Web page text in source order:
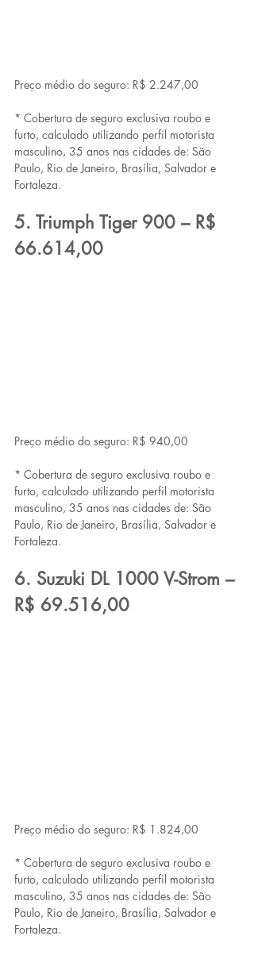
Preço médio do seguro: R$ 2.247,00
* Cobertura de seguro exclusiva roubo e
furto, calculado utilizando perfil motorista
masculino, 35 anos nas cidades de: São
Paulo, Rio de Janeiro, Brasília, Salvador e
Fortaleza.
5. Triumph Tiger 900 – R$
66.614,00
Preço médio do seguro: R$ 940,00
* Cobertura de seguro exclusiva roubo e
furto, calculado utilizando perfil motorista
masculino, 35 anos nas cidades de: São
Paulo, Rio de Janeiro, Brasília, Salvador e
Fortaleza.
6. Suzuki DL 1000 V-Strom –
R$ 69.516,00
Preço médio do seguro: R$ 1.824,00
* Cobertura de seguro exclusiva roubo e
furto, calculado utilizando perfil motorista
masculino, 35 anos nas cidades de: São
Paulo, Rio de Janeiro, Brasília, Salvador e
Fortaleza.